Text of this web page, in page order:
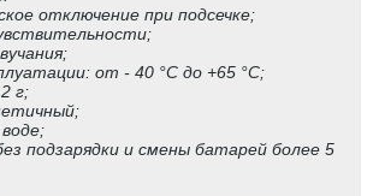
отключение при подсечке;
от - 40 °C до +65 °C;
г;
подзарядки и смены батарей более 5